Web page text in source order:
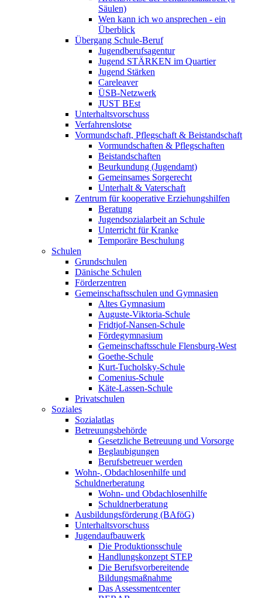
Säulen)
Wen kann ich wo ansprechen - ein
Überblick
Übergang Schule-Beruf
Jugendberufsagentur
Jugend STÄRKEN im Quartier
Jugend Stärken
Careleaver
ÜSB-Netzwerk
JUST BEst
Unterhaltsvorschuss
Verfahrenslotse
Vormundschaft, Pflegschaft & Beistandschaft
Vormundschaften & Pflegschaften
Beistandschaften
Beurkundung (Jugendamt)
Gemeinsames Sorgerecht
Unterhalt & Vaterschaft
Zentrum für kooperative Erziehungshilfen
Beratung
Jugendsozialarbeit an Schule
Unterricht für Kranke
Temporäre Beschulung
Schulen
Grundschulen
Dänische Schulen
Förderzentren
Gemeinschaftsschulen und Gymnasien
Altes Gymnasium
Auguste-Viktoria-Schule
Fridtjof-Nansen-Schule
Fördegymnasium
Gemeinschaftsschule Flensburg-West
Goethe-Schule
Kurt-Tucholsky-Schule
Comenius-Schule
Käte-Lassen-Schule
Privatschulen
Soziales
Sozialatlas
Betreuungsbehörde
Gesetzliche Betreuung und Vorsorge
Beglaubigungen
Berufsbetreuer werden
Wohn-, Obdachlosenhilfe und
Schuldnerberatung
Wohn- und Obdachlosenhilfe
Schuldnerberatung
Ausbildungsförderung (BAföG)
Unterhaltsvorschuss
Jugendaufbauwerk
Die Produktionsschule
Handlungskonzept STEP
Die Berufsvorbereitende
Bildungsmaßnahme
Das Assessmentcenter